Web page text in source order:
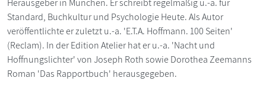
Herausgeber in München. Er schreibt regelmäßig u.-a. für
Standard, Buchkultur und Psychologie Heute. Als Autor
veröffentlichte er zuletzt u.-a. 'E.T.A. Hoffmann. 100 Seiten'
(Reclam). In der Edition Atelier hat er u.-a. 'Nacht und
Hoffnungslichter' von Joseph Roth sowie Dorothea Zeemanns
Roman 'Das Rapportbuch' herausgegeben.